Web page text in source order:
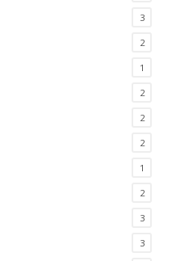
3
2
1
2
2
2
1
2
3
3